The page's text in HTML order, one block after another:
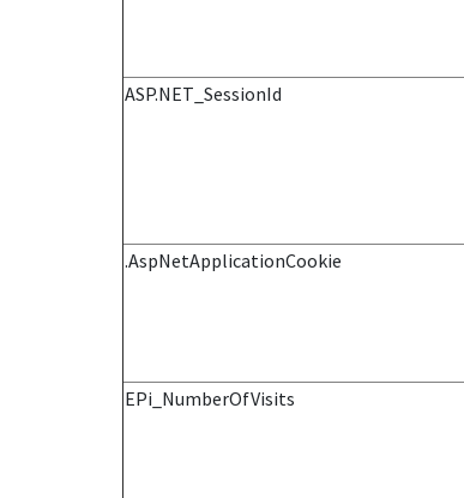
ASP.NET_SessionId
.AspNetApplicationCookie
EPi_NumberOfVisits